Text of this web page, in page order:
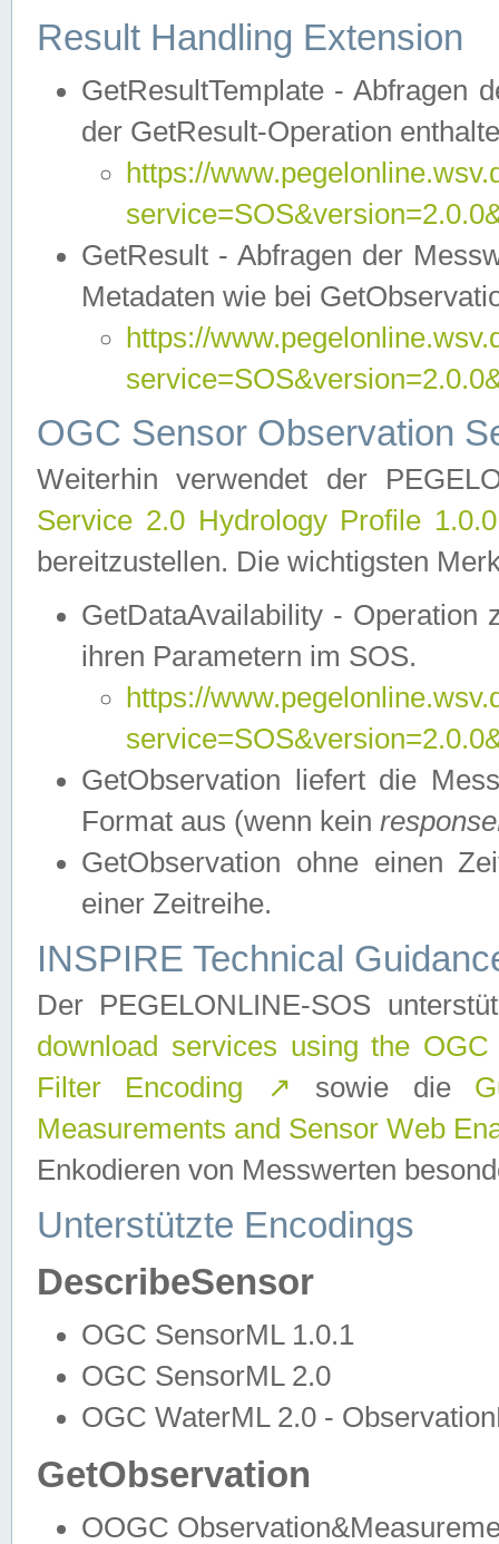
Result Handling Extension
GetResultTemplate - Abfragen
der GetResult-Operation
https://
GetResult - Abfragen der
Metadaten wie bei
https://
OGC Sensor Observation
Weiterhin verwendet der
Service 2.0 Hydrology Profile
bereitzustellen. Die wichtigsten
GetDataAvailability - Operation
ihren Parametern im SOS.
https://
GetObservation liefert die
Format aus (wenn kein
GetObservation ohne einen
einer Zeitreihe.
INSPIRE Technical
Der PEGELONLINE-SOS
download services using the
Filter Encoding
↗ sowie die
Measurements and Sensor Web
Enkodieren von Messwerten
Unterstützte Encodings
DescribeSensor
OGC SensorML 1.0.1
OGC SensorML 2.0
OGC WaterML 2.0 -
GetObservation
OOGC